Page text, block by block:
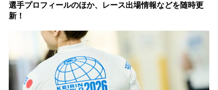
選手プロフィールのほか、レース出場情報などを随時更
新！